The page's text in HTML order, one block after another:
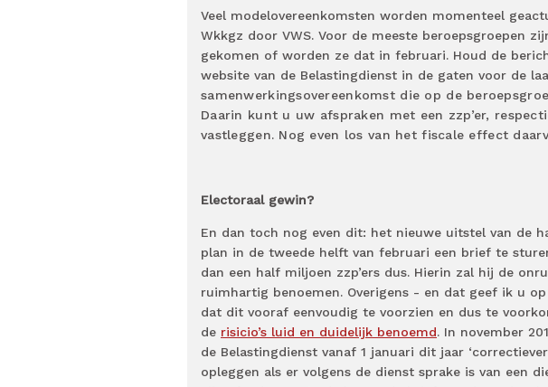
Veel modelovereenkomsten worden momenteel
Wkkgz door VWS. Voor de meeste beroepsgroepen
gekomen of worden ze dat in februari. Houd de
website van de Belastingdienst in de gaten voor de
samenwerkingsovereenkomst die op de
Daarin kunt u uw afspraken met een zzp’er,
vastleggen. Nog even los van het fiscale effect
Electoraal gewin?
En dan toch nog even dit: het nieuwe uitstel van de
plan in de tweede helft van februari een brief te
dan een half miljoen zzp’ers dus. Hierin zal hij de
ruimhartig benoemen. Overigens - en dat geef ik u
dat dit vooraf eenvoudig te voorzien en dus te
de risicio’s luid en duidelijk benoemd. In november
de Belastingdienst vanaf 1 januari dit jaar
opleggen als er volgens de dienst sprake is van een